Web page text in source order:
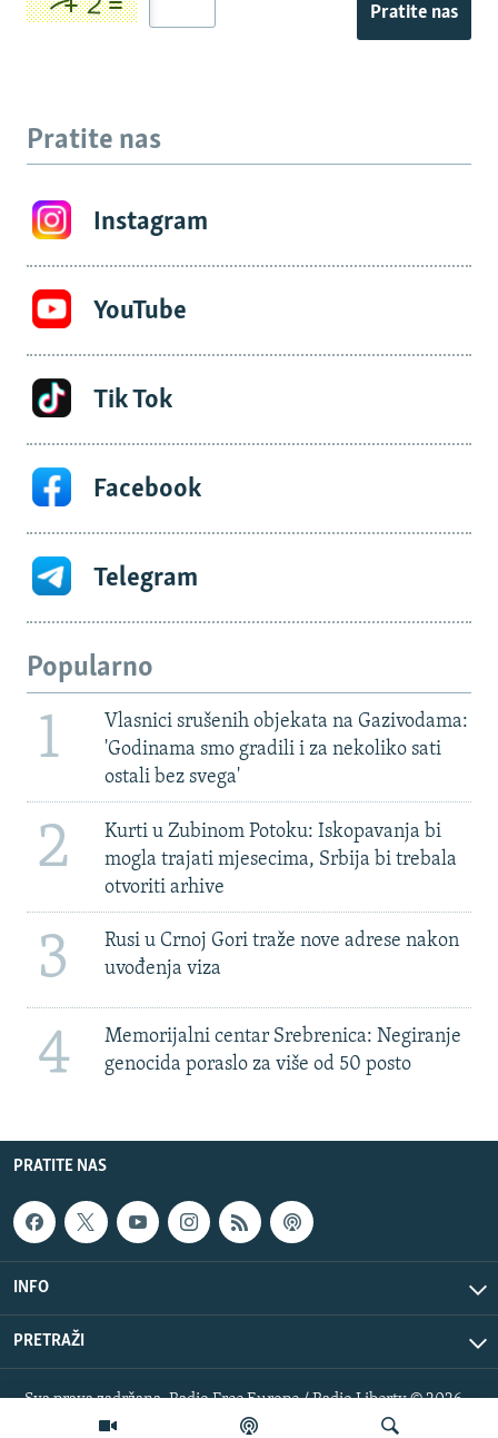
Pratite nas
Pratite nas
Instagram
YouTube
Tik Tok
Facebook
Telegram
Popularno
1
Vlasnici srušenih objekata na Gazivodama:
'Godinama smo gradili i za nekoliko sati
ostali bez svega'
2
Kurti u Zubinom Potoku: Iskopavanja bi
mogla trajati mjesecima, Srbija bi trebala
otvoriti arhive
3
Rusi u Crnoj Gori traže nove adrese nakon
uvođenja viza
4
Memorijalni centar Srebrenica: Negiranje
genocida poraslo za više od 50 posto
PRATITE NAS
INFO
PRETRAŽI
Sva prava zadržana. Radio Free Europe / Radio Liberty © 2026
RFE/RL, Inc.